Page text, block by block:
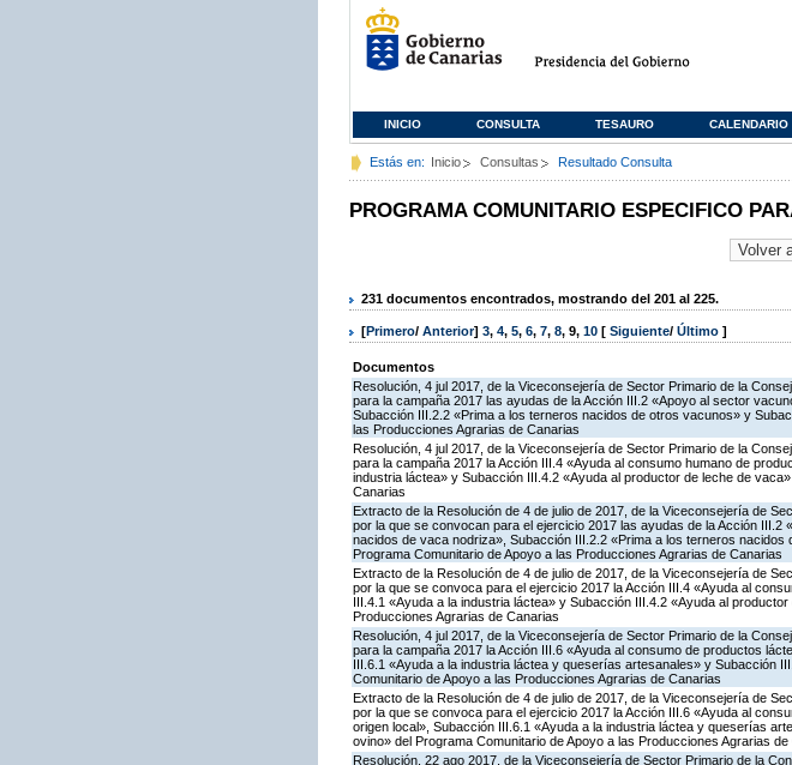
INICIO CONSULTA TESAURO CALENDARIO
Estás en: Inicio Consultas Resultado Consulta
PROGRAMA COMUNITARIO ESPECIFICO
231 documentos encontrados, mostrando del 201 al 225.
[Primero/ Anterior] 3, 4, 5, 6, 7, 8, 9, 10 [ Siguiente/ Último ]
Documentos
Resolución, 4 jul 2017, de la Viceconsejería de Sector Primario de la
para la campaña 2017 las ayudas de la Acción III.2 «Apoyo al sector
Subacción III.2.2 «Prima a los terneros nacidos de otros vacunos» y
las Producciones Agrarias de Canarias
Resolución, 4 jul 2017, de la Viceconsejería de Sector Primario de la
para la campaña 2017 la Acción III.4 «Ayuda al consumo humano de
industria láctea» y Subacción III.4.2 «Ayuda al productor de leche de
Canarias
Extracto de la Resolución de 4 de julio de 2017, de la Viceconsejería de
por la que se convocan para el ejercicio 2017 las ayudas de la Acción
nacidos de vaca nodriza», Subacción III.2.2 «Prima a los terneros
Programa Comunitario de Apoyo a las Producciones Agrarias de Canarias
Extracto de la Resolución de 4 de julio de 2017, de la Viceconsejería de
por la que se convoca para el ejercicio 2017 la Acción III.4 «Ayuda al
III.4.1 «Ayuda a la industria láctea» y Subacción III.4.2 «Ayuda al
Producciones Agrarias de Canarias
Resolución, 4 jul 2017, de la Viceconsejería de Sector Primario de la
para la campaña 2017 la Acción III.6 «Ayuda al consumo de productos
III.6.1 «Ayuda a la industria láctea y queserías artesanales» y Subacción
Comunitario de Apoyo a las Producciones Agrarias de Canarias
Extracto de la Resolución de 4 de julio de 2017, de la Viceconsejería de
por la que se convoca para el ejercicio 2017 la Acción III.6 «Ayuda al
origen local», Subacción III.6.1 «Ayuda a la industria láctea y queserías
ovino» del Programa Comunitario de Apoyo a las Producciones Agrarias de
Resolución, 22 ago 2017, de la Viceconsejería de Sector Primario de la